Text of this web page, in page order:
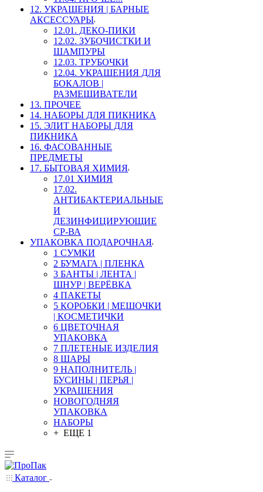
12. УКРАШЕНИЯ | БАРНЫЕ
АКСЕССУАРЫ
12.01. ДЕКО-ПИКИ
12.02. ЗУБОЧИСТКИ И
ШАМПУРЫ
12.03. ТРУБОЧКИ
12.04. УКРАШЕНИЯ ДЛЯ
БОКАЛОВ |
РАЗМЕШИВАТЕЛИ
13. ПРОЧЕЕ
14. НАБОРЫ ДЛЯ ПИКНИКА
15. ЭЛИТ НАБОРЫ ДЛЯ
ПИКНИКА
16. ФАСОВАННЫЕ
ПРЕДМЕТЫ
17. БЫТОВАЯ ХИМИЯ
17.01 ХИМИЯ
17.02.
АНТИБАКТЕРИАЛЬНЫЕ
И
ДЕЗИНФИЦИРУЮЩИЕ
СР-ВА
УПАКОВКА ПОДАРОЧНАЯ
1 СУМКИ
2 БУМАГА | ПЛЕНКА
3 БАНТЫ | ЛЕНТА |
ШНУР | ВЕРЁВКА
4 ПАКЕТЫ
5 КОРОБКИ | МЕШОЧКИ
| КОСМЕТИЧКИ
6 ЦВЕТОЧНАЯ
УПАКОВКА
7 ПЛЕТЕНЫЕ ИЗДЕЛИЯ
8 ШАРЫ
9 НАПОЛНИТЕЛЬ |
БУСИНЫ | ПЕРЬЯ |
УКРАШЕНИЯ
НОВОГОДНЯЯ
УПАКОВКА
НАБОРЫ
+ ЕЩЕ 1
Каталог